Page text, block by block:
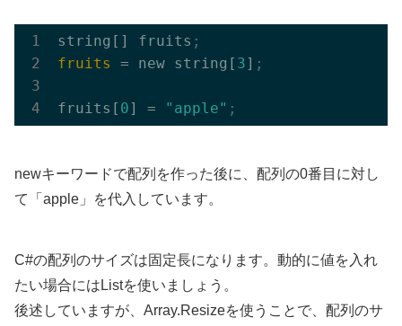
string[] fruits ;
fruits
= new string[ 3] ;
fruits[ 0] = "apple" ;
newキーワードで配列を作った後に、配列の0番目に対し
て「apple」を代入しています。
C#の配列のサイズは固定長になります。動的に値を入れ
たい場合にはListを使いましょう。
後述していますが、Array.Resizeを使うことで、配列のサ